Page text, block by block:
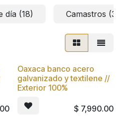
día (18) Camastros (34)
Nuevo
Oaxaca banco acero
galvanizado y textilene //
Exterior 100%
$ 7,990.00